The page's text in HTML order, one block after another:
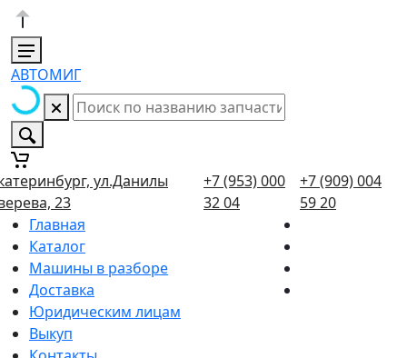
АВТОМИГ
ул.Данилы
23
+7 (953) 000
32 04
+7 (909) 004
59 20
Главная
Каталог
Машины в разборе
Доставка
Юридическим лицам
Выкуп